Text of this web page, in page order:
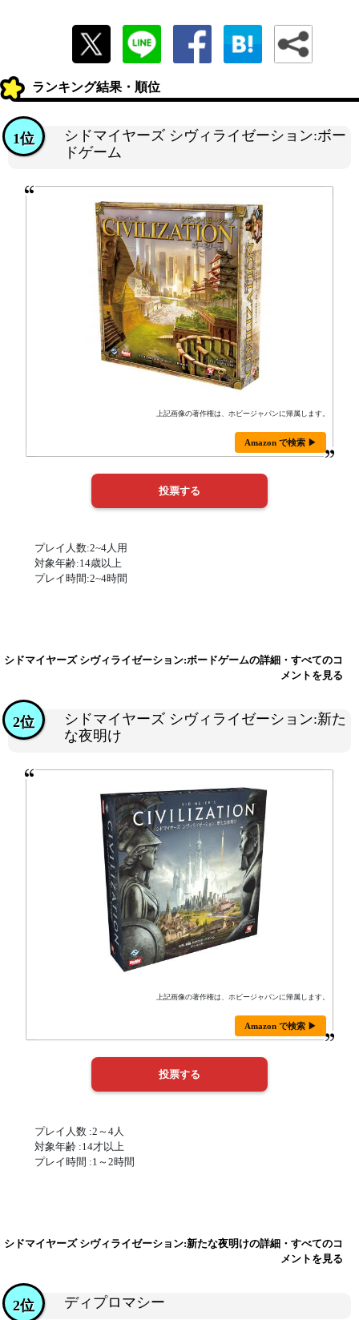
ランキング結果・順位
シドマイヤーズ シヴィライゼーション:ボー
ドゲーム
1位
上記画像の著作権は、ホビージャパンに帰属します。
Amazon で検索 ▶
プレイ人数:2~4人用
対象年齢:14歳以上
プレイ時間:2~4時間
シドマイヤーズ シヴィライゼーション:ボードゲームの詳細・すべてのコ
メントを見る
シドマイヤーズ シヴィライゼーション:新た
な夜明け
2位
上記画像の著作権は、ホビージャパンに帰属します。
Amazon で検索 ▶
プレイ人数 :2～4人
対象年齢 :14才以上
プレイ時間 :1～2時間
シドマイヤーズ シヴィライゼーション:新たな夜明けの詳細・すべてのコ
メントを見る
ディプロマシー
2位